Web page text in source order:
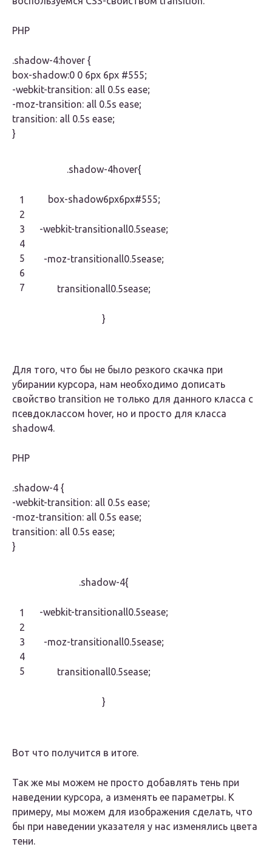
PHP
.shadow-4:hover {
box-shadow:0 0 6px 6px #555;
-webkit-transition: all 0.5s ease;
-moz-transition: all 0.5s ease;
transition: all 0.5s ease;
}
1
2
3
4
5
6
7
.shadow-4hover{
box-shadow6px6px#555;
-webkit-transitionall0.5sease;
-moz-transitionall0.5sease;
transitionall0.5sease;
}
Для того, что бы не было резкого скачка при
убирании курсора, нам необходимо дописать
свойство transition не только для данного класса с
псевдоклассом hover, но и просто для класса
shadow4.
PHP
.shadow-4 {
-webkit-transition: all 0.5s ease;
-moz-transition: all 0.5s ease;
transition: all 0.5s ease;
}
1
2
3
4
5
.shadow-4{
-webkit-transitionall0.5sease;
-moz-transitionall0.5sease;
transitionall0.5sease;
}
Вот что получится в итоге.
Так же мы можем не просто добавлять тень при
наведении курсора, а изменять ее параметры. К
примеру, мы можем для изображения сделать, что
бы при наведении указателя у нас изменялись цвета
тени.